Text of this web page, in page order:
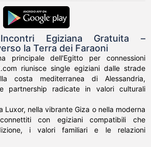
Egiziana Gratuita –
la Terra dei Faraoni
principale dell'Egitto per connessioni
riunisce single egiziani dalle strade
costa mediterranea di Alessandria,
partnership radicate in valori culturali
Luxor, nella vibrante Giza o nella moderna
con egiziani compatibili che
i valori familiari e le relazioni